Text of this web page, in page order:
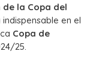
la Copa del
en el
Copa de
25.